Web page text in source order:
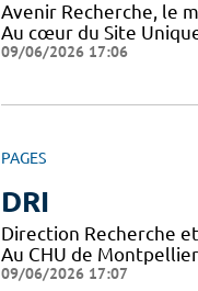
Avenir Recherche, le
Au cœur du Site
09/06/2026 17:06
PAGES
DRI
Direction Recherche
Au CHU de
09/06/2026 17:07